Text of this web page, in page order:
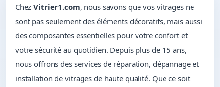
Chez Vitrier1.com, nous savons que vos vitrages ne
sont pas seulement des éléments décoratifs, mais aussi
des composantes essentielles pour votre confort et
votre sécurité au quotidien. Depuis plus de 15 ans,
nous offrons des services de réparation, dépannage et
installation de vitrages de haute qualité. Que ce soit